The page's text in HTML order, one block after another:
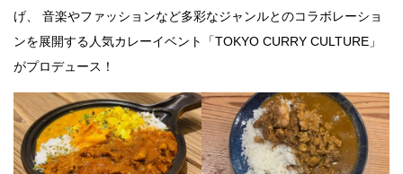
げ、 音楽やファッションなど多彩なジャンルとのコラボレーショ
ンを展開する人気カレーイベント「TOKYO CURRY CULTURE」
がプロデュース！